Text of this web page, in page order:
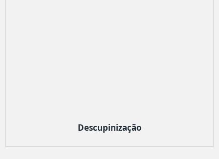
Descupinização